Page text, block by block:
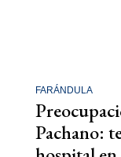
FARÁNDULA
Pachano: